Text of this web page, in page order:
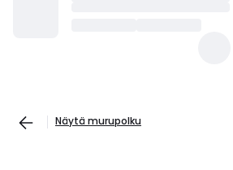
Näytä murupolku